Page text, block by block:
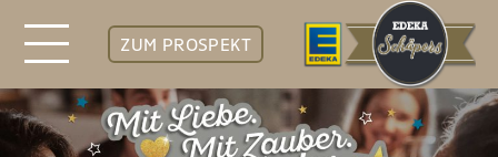
ZUM PROSPEKT